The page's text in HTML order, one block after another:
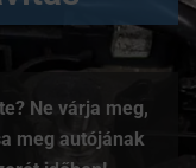
Ne várja meg,
meg autójának